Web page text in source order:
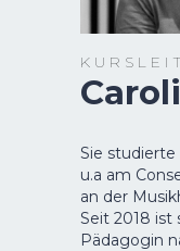
K U R S L E I
Sie
u.a am
an der
Seit 2018 ist
Pädagogin